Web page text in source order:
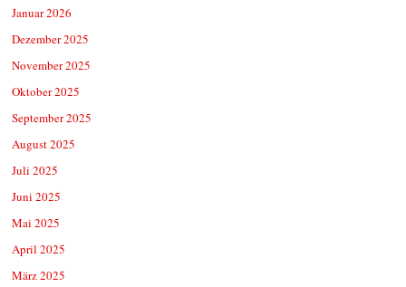
Januar 2026
Dezember 2025
November 2025
Oktober 2025
September 2025
August 2025
Juli 2025
Juni 2025
Mai 2025
April 2025
März 2025